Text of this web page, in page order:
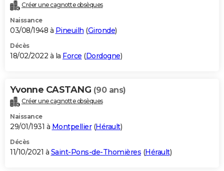
Créer une cagnotte obsèques
Naissance
03/08/1948 à Pineuilh (Gironde)
Décès
18/02/2022 à la Force (Dordogne)
Yvonne CASTANG (90 ans)
Créer une cagnotte obsèques
Naissance
29/01/1931 à Montpellier(Hérault)
Décès
11/10/2021 à Saint-Pons-de-Thomières (Hérault)